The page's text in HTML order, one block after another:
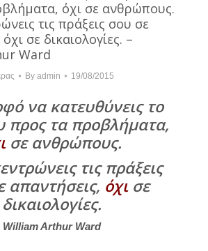
όχι σε ανθρώπους.
τις πράξεις σου σε
σε δικαιολογίες. –
Ward
By admin 19/08/2015
να κατευθύνεις το
προς τα προβλήματα,
σε ανθρώπους.
τις πράξεις
απαντήσεις, όχισε
δικαιολογίες.
William Arthur Ward